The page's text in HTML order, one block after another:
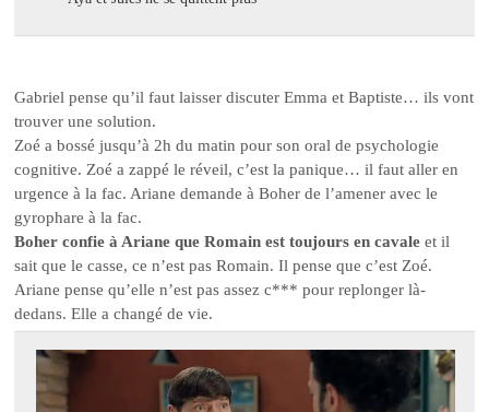
Gabriel pense qu’il faut laisser discuter Emma et Baptiste… ils vont
trouver une solution.
Zoé a bossé jusqu’à 2h du matin pour son oral de psychologie
cognitive. Zoé a zappé le réveil, c’est la panique… il faut aller en
urgence à la fac. Ariane demande à Boher de l’amener avec le
gyrophare à la fac.
Boher confie à Ariane que Romain est toujours en cavale et il
sait que le casse, ce n’est pas Romain. Il pense que c’est Zoé.
Ariane pense qu’elle n’est pas assez c*** pour replonger là-
dedans. Elle a changé de vie.